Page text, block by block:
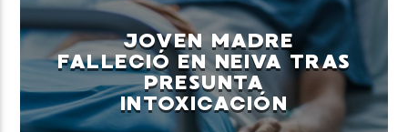
JOVEN MADRE
FALLECIÓ EN NEIVA TRAS
PRESUNTA
INTOXICACIÓN